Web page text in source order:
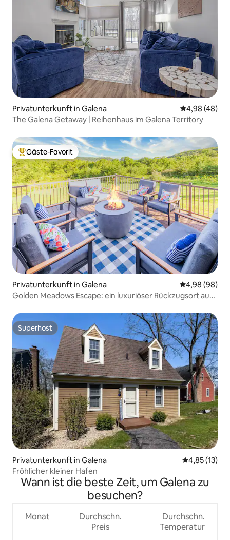
Privatunterkunft in Galena
4,98 (48)
The Galena Getaway | Reihenhaus im Galena Territory
Beliebter Gäste-Favorit.
Gäste-Favorit
Privatunterkunft in Galena
4,98 (98)
Golden Meadows Escape: ein luxuriöser Rückzugsort auf
Superhost
Superhost
Privatunterkunft in Galena
4,85 (13)
Fröhlicher kleiner Hafen
Wann ist die beste Zeit, um Galena zu
besuchen?
Monat
Durchschn.
Preis
Durchschn.
Temperatur